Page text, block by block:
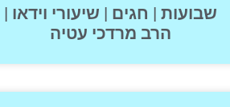
שבועות | חגים | שיעורי וידאו |
הרב מרדכי עטיה